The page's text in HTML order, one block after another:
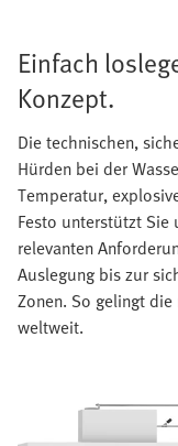
Einfach
Konzept.
Die technischen,
Hürden bei der
Temperatur,
Festo unterstützt Sie
relevanten
Auslegung bis zur
Zonen. So gelingt
weltweit.